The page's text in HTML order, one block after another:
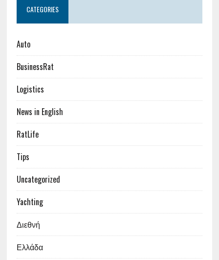
CATEGORIES
Auto
BusinessRat
Logistics
News in English
RatLife
Tips
Uncategorized
Yachting
Διεθνή
Ελλάδα